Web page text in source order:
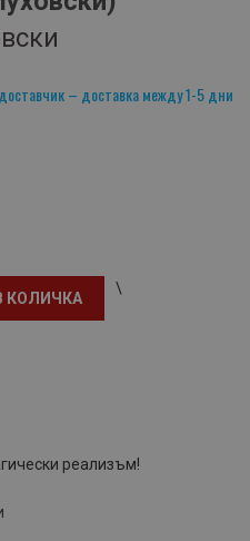
– доставка между 1-5 дни
КОЛИЧКА
\
реализъм!